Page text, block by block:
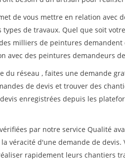
de vous mettre en relation avec
de travaux. Quel que soit
milliers de peintures
avec des peintures demandeurs
du réseau , faites une demande
de devis et trouver des
enregistrées depuis les
par notre service Qualité
véracité d'une demande de devis.
rapidement leurs chantiers